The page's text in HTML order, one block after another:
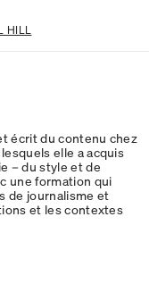
HILL
écrit du contenu chez
elle a acquis
– du style et de
une formation qui
de journalisme et
et les contextes